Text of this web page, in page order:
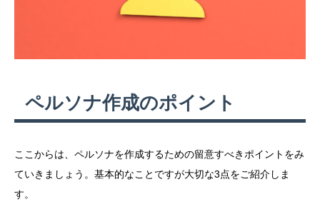
ペルソナ作成のポイント
ここからは、ペルソナを作成するための留意すべきポイントをみ
ていきましょう。基本的なことですが大切な3点をご紹介しま
す。